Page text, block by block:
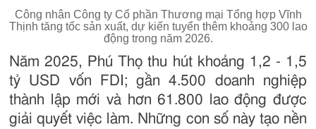
Công nhân Công ty Cổ phần Thương mại Tổng hợp Vĩnh
Thịnh tăng tốc sản xuất, dự kiến tuyển thêm khoảng 300 lao
động trong năm 2026.
Năm 2025, Phú Thọ thu hút khoảng 1,2 - 1,5
tỷ USD vốn FDI; gần 4.500 doanh nghiệp
thành lập mới và hơn 61.800 lao động được
giải quyết việc làm. Những con số này tạo nền